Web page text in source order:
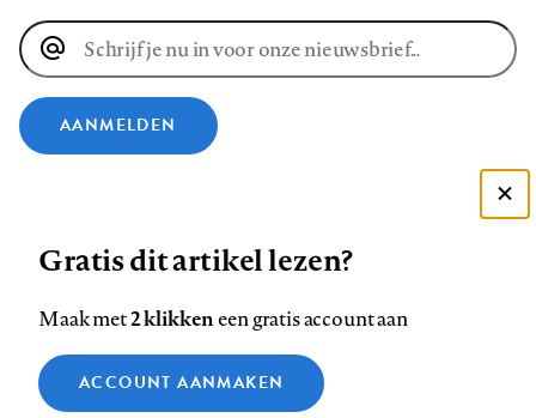
E-
mailadres
AANMELDEN
ons
op
Facebook
ons
op
LinkedIn
ons
op
Bluesky
ons
op
Instagram
ons
op
YouTube
ons
Footer
Contact Colofon Disclaimer Privacy
Medische vragen verdienen
Zie onze cookie policy
Analytische cookies
Gratis dit artikel lezen?
Maak met2 klikkeneen gratis account aan
ACCOUNT AANMAKEN